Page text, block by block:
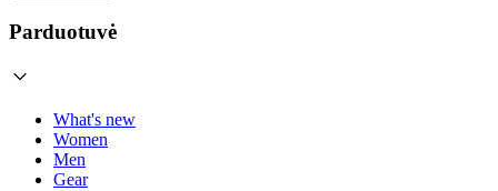
Parduotuvė
What's new
Women
Men
Gear